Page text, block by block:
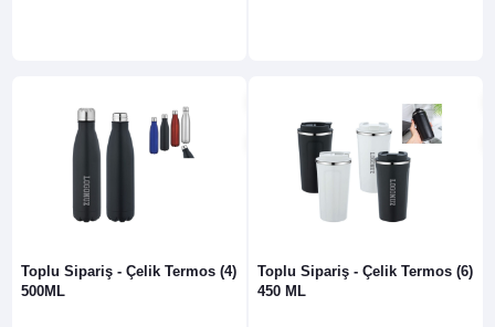
Toplu Sipariş - Çelik Termos (4)
500ML
Toplu Sipariş - Çelik Termos (6)
450 ML